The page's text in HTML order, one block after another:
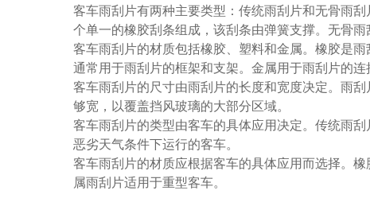
客车雨刮片有两种主要类型：传统雨刮片和无骨雨
个单一的橡胶刮条组成，该刮条由弹簧支撑。无骨雨
客车雨刮片的材质包括橡胶、塑料和金属。橡胶是
通常用于雨刮片的框架和支架。金属用于雨刮片的连
客车雨刮片的尺寸由雨刮片的长度和宽度决定。雨
够宽，以覆盖挡风玻璃的大部分区域。
客车雨刮片的类型由客车的具体应用决定。传统雨
恶劣天气条件下运行的客车。
客车雨刮片的材质应根据客车的具体应用而选择。
属雨刮片适用于重型客车。